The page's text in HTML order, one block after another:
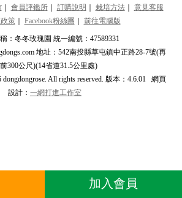
｜ 會員評鑑所｜ 訂購說明 ｜ 栽培方法｜ 意見客服
策｜ Facebook粉絲團 ｜ 前往電腦版
：冬冬玫瑰園 統一編號：47589331
地址：542南投縣草屯鎮中正路28-7號(再
300公尺)(14省道31.5公里處)
All rights reserved. 版本：4.6.01 網頁
設計： 一網打進工作室
加入會員